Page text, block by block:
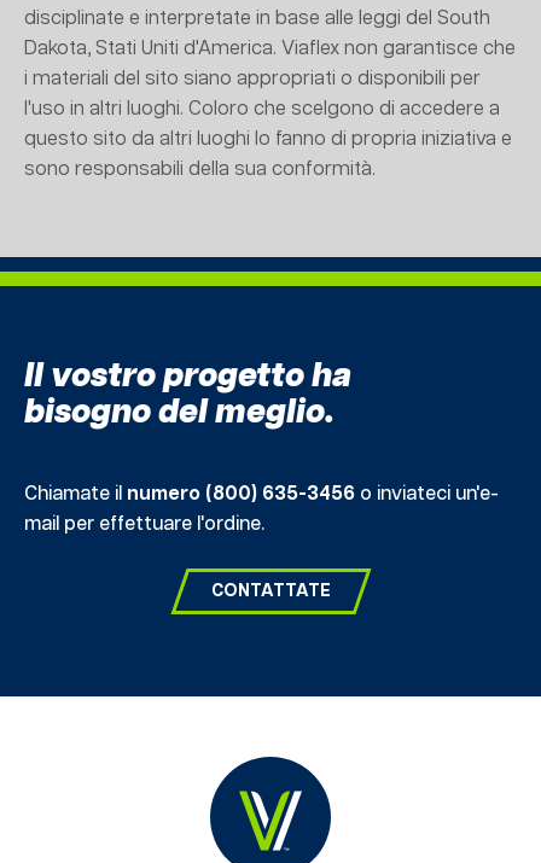
disciplinate e interpretate in base alle leggi del South
Dakota, Stati Uniti d'America. Viaflex non garantisce che
i materiali del sito siano appropriati o disponibili per
l'uso in altri luoghi. Coloro che scelgono di accedere a
questo sito da altri luoghi lo fanno di propria iniziativa e
sono responsabili della sua conformità.
Il vostro progetto ha
bisogno del meglio.
Chiamate il numero (800) 635-3456 o inviateci un'e-
mail per effettuare l'ordine.
CONTATTATE